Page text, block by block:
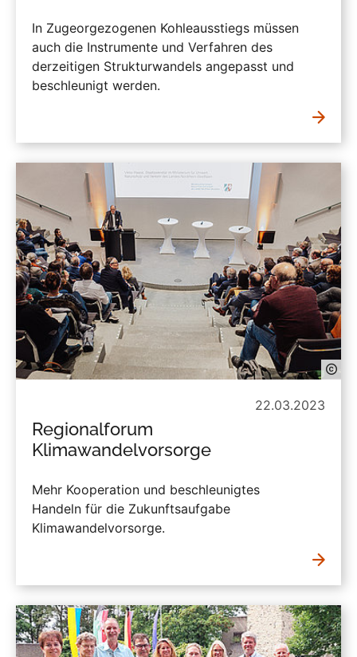
In Zugeorgezogenen Kohleausstiegs müssen
auch die Instrumente und Verfahren des
derzeitigen Strukturwandels angepasst und
beschleunigt werden.
22.03.2023
Regionalforum
Klimawandelvorsorge
Mehr Kooperation und beschleunigtes
Handeln für die Zukunftsaufgabe
Klimawandelvorsorge.